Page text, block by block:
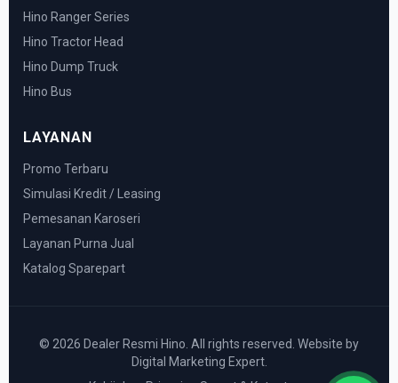
Hino Ranger Series
Hino Tractor Head
Hino Dump Truck
Hino Bus
LAYANAN
Promo Terbaru
Simulasi Kredit / Leasing
Pemesanan Karoseri
Layanan Purna Jual
Katalog Sparepart
© 2026 Dealer Resmi Hino. All rights reserved. Website by
Digital Marketing Expert.